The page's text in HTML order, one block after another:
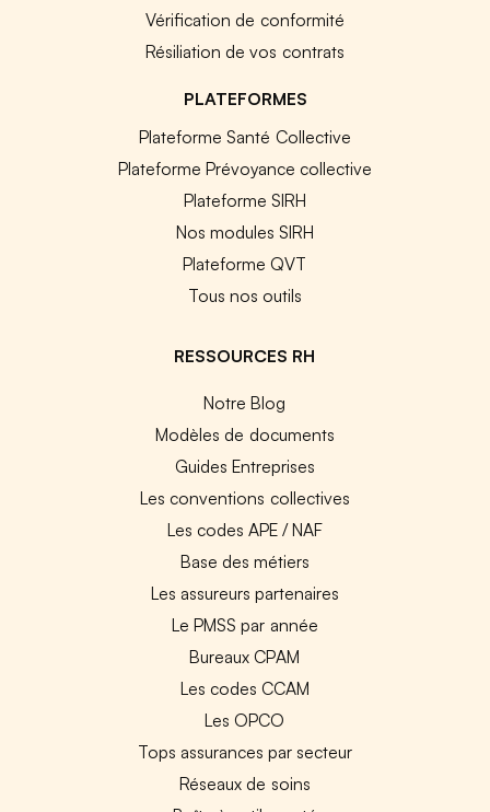
Vérification de conformité
Résiliation de vos contrats
PLATEFORMES
Plateforme Santé Collective
Plateforme Prévoyance collective
Plateforme SIRH
Nos modules SIRH
Plateforme QVT
Tous nos outils
RESSOURCES RH
Notre Blog
Modèles de documents
Guides Entreprises
Les conventions collectives
Les codes APE / NAF
Base des métiers
Les assureurs partenaires
Le PMSS par année
Bureaux CPAM
Les codes CCAM
Les OPCO
Tops assurances par secteur
Réseaux de soins